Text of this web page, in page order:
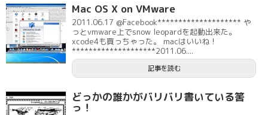
Mac OS X on VMware
2011.06.17 @Facebook******************** や
っとvmware上でsnow leopardを起動出来た。
xcode4も買っちゃった。 macはいいね！
********************2011.06....
記事を読む
どっかの誰かがバリバリ書いている筈
っ！